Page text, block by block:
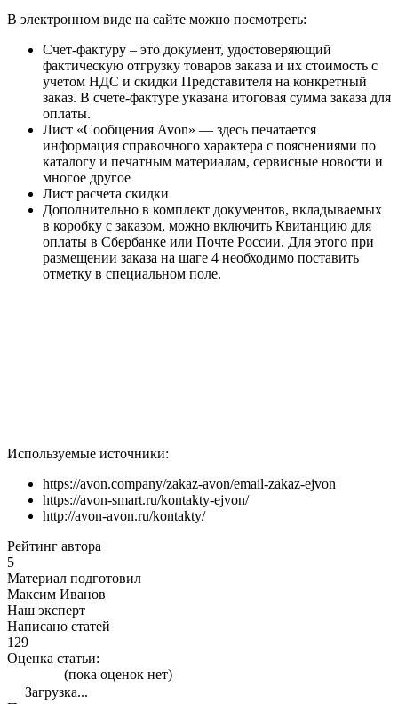
В электронном виде на сайте можно посмотреть:
Счет-фактуру – это документ, удостоверяющий
фактическую отгрузку товаров заказа и их стоимость с
учетом НДС и скидки Представителя на конкретный
заказ. В счете-фактуре указана итоговая сумма заказа для
оплаты.
Лист «Сообщения Avon» — здесь печатается
информация справочного характера с пояснениями по
каталогу и печатным материалам, сервисные новости и
многое другое
Лист расчета скидки
Дополнительно в комплект документов, вкладываемых
в коробку с заказом, можно включить Квитанцию для
оплаты в Сбербанке или Почте России. Для этого при
размещении заказа на шаге 4 необходимо поставить
отметку в специальном поле.
Используемые источники:
https://avon.company/zakaz-avon/email-zakaz-ejvon
https://avon-smart.ru/kontakty-ejvon/
http://avon-avon.ru/kontakty/
Рейтинг автора
5
Материал подготовил
Максим Иванов
Наш эксперт
Написано статей
129
Оценка статьи:
(пока оценок нет)
Загрузка...